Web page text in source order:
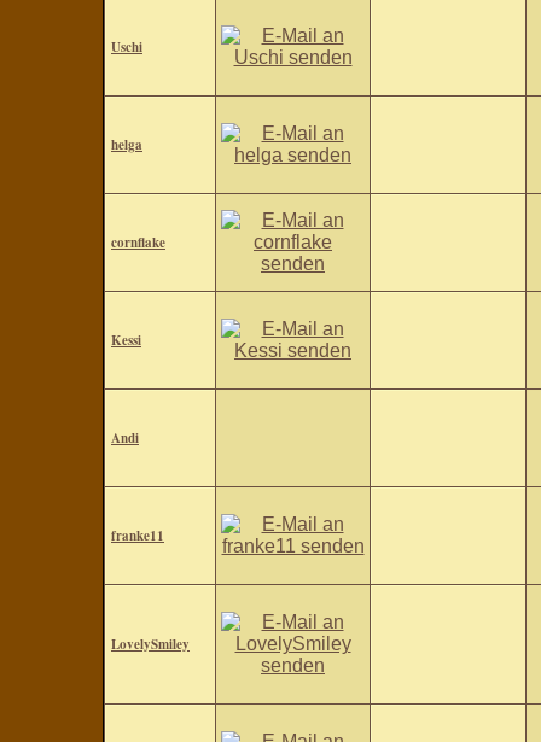
Uschi
helga
cornflake
Kessi
Andi
franke11
LovelySmiley